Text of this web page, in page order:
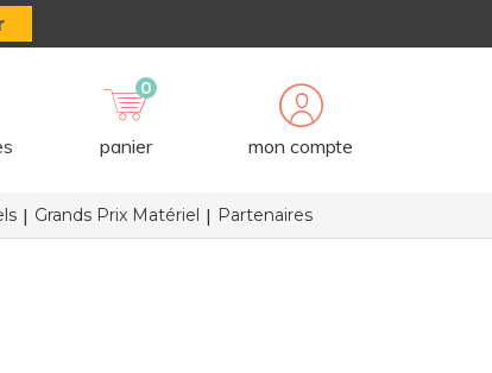
0
panier mon compte
Grands Prix Matériel Partenaires